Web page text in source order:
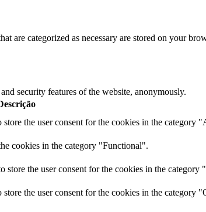
categorized as necessary are stored on your
security features of the website, anonymously.
the user consent for the cookies in the category
cookies in the category "Functional".
the user consent for the cookies in the category
the user consent for the cookies in the category